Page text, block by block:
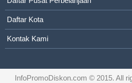
Daftar Kota
Kontak Kami
InfoPromoDiskon.com © 2015. All